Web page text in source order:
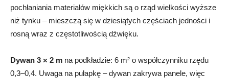
pochłaniania materiałów miękkich są o rząd wielkości wyższe
niż tynku – mieszczą się w dziesiątych częściach jedności i
rosną wraz z częstotliwością dźwięku.
Dywan 3 × 2 m na podkładzie: 6 m² o współczynniku rzędu
0,3–0,4. Uwaga na pułapkę – dywan zakrywa panele, więc